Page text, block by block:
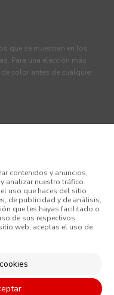
que se muestran en los
Para una elección más
color antes de cualquier
S.A.U.
contenidos y anuncios,
analizar nuestro tráfico.
uso que haces del sitio
de publicidad y de análisis,
que les hayas facilitado o
de sus respectivos
web, aceptas el uso de